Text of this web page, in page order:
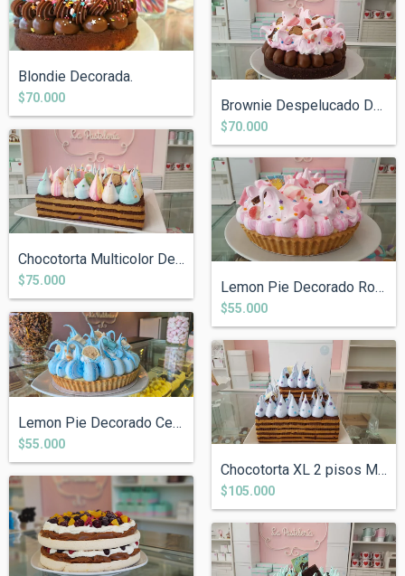
Blondie Decorada.
$70.000 Brownie Despelucado Decorado
$70.000
Chocotorta Multicolor Decorada.
$75.000 Lemon Pie Decorado Rosa
$55.000
Lemon Pie Decorado Celeste.
$55.000
Chocotorta XL 2 pisos Merengue Color Dec...
$105.000